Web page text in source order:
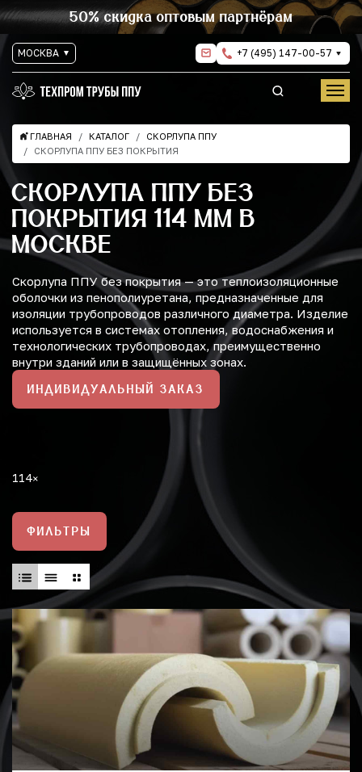
50% скидка оптовым партнёрам
МОСКВА +7 (495) 147-00-57
ГЛАВНАЯ КАТАЛОГ
СКОРЛУПА ППУ
СКОРЛУПА ППУ БЕЗ ПОКРЫТИЯ
СКОРЛУПА ППУ БЕЗ
ПОКРЫТИЯ 114 ММ В
МОСКВЕ
Скорлупа ППУ без покрытия — это теплоизоляционные
оболочки из пенополиуретана, предназначенные для
изоляции трубопроводов различного диаметра. Изделие
используется в системах отопления, водоснабжения и
технологических трубопроводах, преимущественно
внутри зданий или в защищённых зонах.
ИНДИВИДУАЛЬНЫЙ ЗАКАЗ
114
ФИЛЬТРЫ